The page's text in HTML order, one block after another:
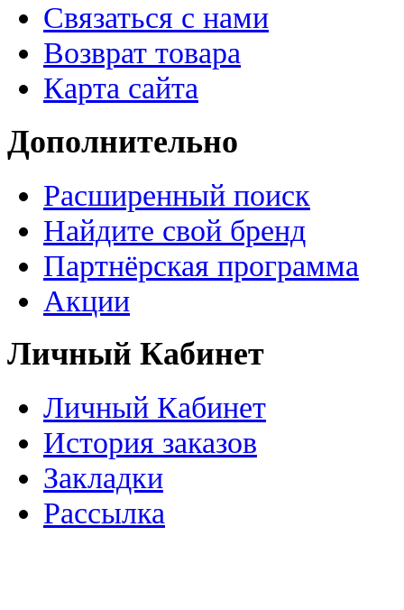
Связаться с нами
Возврат товара
Карта сайта
Дополнительно
Расширенный поиск
Найдите свой бренд
Партнёрская программа
Акции
Личный Кабинет
Личный Кабинет
История заказов
Закладки
Рассылка